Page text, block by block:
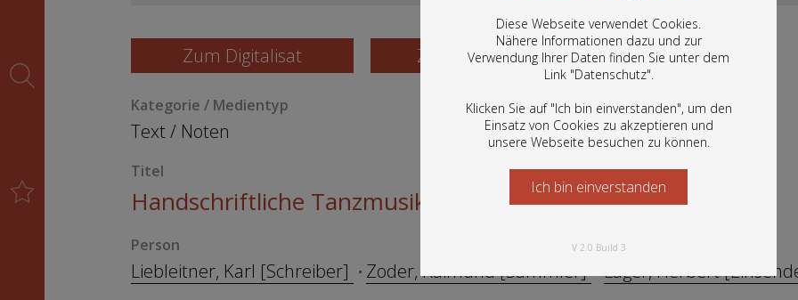
Diese Webseite verwendet Cookies.
Nähere Informationen dazu und zur
Verwendung Ihrer Daten finden Sie unter dem
Link "Datenschutz".
Klicken Sie auf "Ich bin einverstanden", um den
Einsatz von Cookies zu akzeptieren und
unsere Webseite besuchen zu können.
In diesem Portal finden Sie die digitalen
Bestände der Österreichischen
Grafiken und vieles mehr.
Ich bin einverstanden
Starten Sie jetzt
V 2.0 Build 3
Zum Digitalisat Zum Katalogisat
Kategorie / Medientyp
Text/ Noten
Titel
Handschriftliche Tanzmusiksammlung von Karl Liebleitner
Person
Liebleitner, Karl [Schreiber] Zoder, Raimund [Sammler] Lager, Herbert